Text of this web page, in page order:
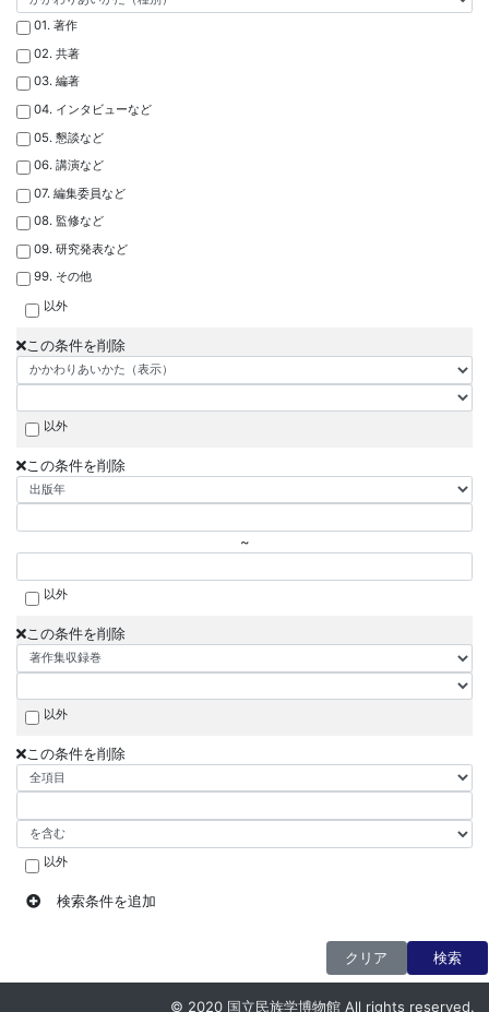
01. 著作
02. 共著
03. 編著
04. インタビューなど
05. 懇談など
06. 講演など
07. 編集委員など
08. 監修など
09. 研究発表など
99. その他
以外
この条件を削除
以外
この条件を削除
~
以外
この条件を削除
以外
この条件を削除
以外
検索条件を追加
クリア 検索
© 2020 国立民族学博物館 All rights reserved.